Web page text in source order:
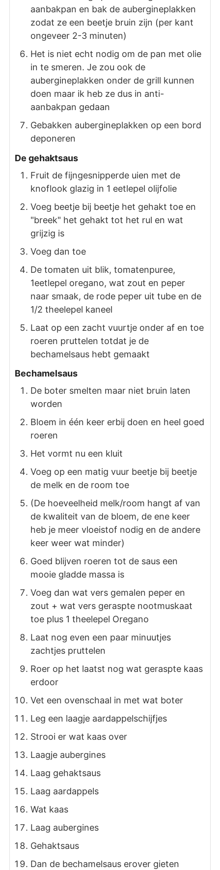
aanbakpan en bak de aubergineplakken
zodat ze een beetje bruin zijn (per kant
ongeveer 2-3 minuten)
Het is niet echt nodig om de pan met olie
in te smeren. Je zou ook de
aubergineplakken onder de grill kunnen
doen maar ik heb ze dus in anti-
aanbakpan gedaan
Gebakken aubergineplakken op een bord
deponeren
De gehaktsaus
Fruit de fijngesnipperde uien met de
knoflook glazig in 1 eetlepel olijfolie
Voeg beetje bij beetje het gehakt toe en
"breek" het gehakt tot het rul en wat
grijzig is
Voeg dan toe
De tomaten uit blik, tomatenpuree,
1eetlepel oregano, wat zout en peper
naar smaak, de rode peper uit tube en de
1/2 theelepel kaneel
Laat op een zacht vuurtje onder af en toe
roeren pruttelen totdat je de
bechamelsaus hebt gemaakt
Bechamelsaus
De boter smelten maar niet bruin laten
worden
Bloem in één keer erbij doen en heel goed
roeren
Het vormt nu een kluit
Voeg op een matig vuur beetje bij beetje
de melk en de room toe
(De hoeveelheid melk/room hangt af van
de kwaliteit van de bloem, de ene keer
heb je meer vloeistof nodig en de andere
keer weer wat minder)
Goed blijven roeren tot de saus een
mooie gladde massa is
Voeg dan wat vers gemalen peper en
zout + wat vers geraspte nootmuskaat
toe plus 1 theelepel Oregano
Laat nog even een paar minuutjes
zachtjes pruttelen
Roer op het laatst nog wat geraspte kaas
erdoor
Vet een ovenschaal in met wat boter
Leg een laagje aardappelschijfjes
Strooi er wat kaas over
Laagje aubergines
Laag gehaktsaus
Laag aardappels
Wat kaas
Laag aubergines
Gehaktsaus
Dan de bechamelsaus erover gieten